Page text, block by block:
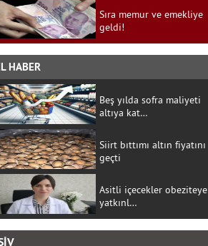
Sıra memur ve emekliye
geldi!
HABER
Beş yılda sofra maliyeti
altıya kat…
Siirt bıttımı altın fiyatını
geçti
Asitli içecekler obeziteye
yatkınl…